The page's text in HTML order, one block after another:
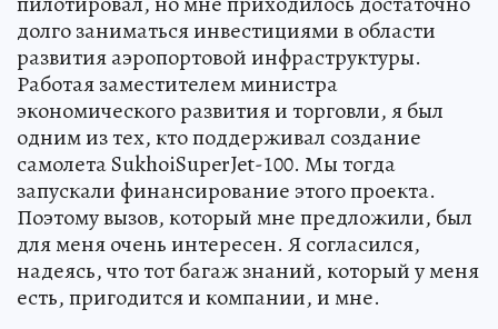
долго заниматься инвестициями в области
развития аэропортовой инфраструктуры.
Работая заместителем министра
экономического развития и торговли, я был
одним из тех, кто поддерживал создание
самолета SukhoiSuperJet-100. Мы тогда
запускали финансирование этого проекта.
Поэтому вызов, который мне предложили, был
для меня очень интересен. Я согласился,
надеясь, что тот багаж знаний, который у меня
есть, пригодится и компании, и мне.